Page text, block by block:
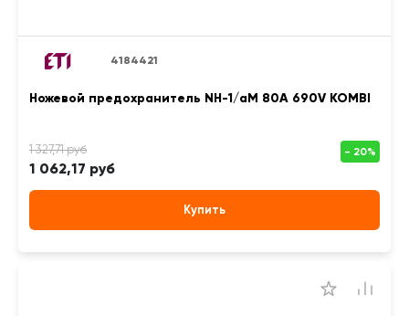
4184421
Ножевой предохранитель NH-1/aM 80A 690V KOMBI
1 062,17 руб
Купить